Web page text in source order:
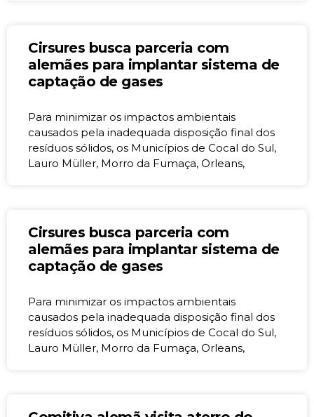
Cirsures busca parceria com
alemães para implantar sistema de
captação de gases
Para minimizar os impactos ambientais
causados pela inadequada disposição final dos
resíduos sólidos, os Municípios de Cocal do Sul,
Lauro Müller, Morro da Fumaça, Orleans,
Cirsures busca parceria com
alemães para implantar sistema de
captação de gases
Para minimizar os impactos ambientais
causados pela inadequada disposição final dos
resíduos sólidos, os Municípios de Cocal do Sul,
Lauro Müller, Morro da Fumaça, Orleans,